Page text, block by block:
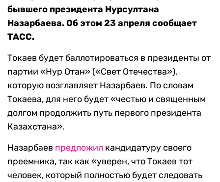
бывшего президента Нурсултана
Назарбаева. Об этом 23 апреля сообщает
ТАСС.
Токаев будет баллотироваться в президенты от
партии «Нур Отан» («Свет Отечества»),
которую возглавляет Назарбаев. По словам
Токаева, для него будет «честью и священным
долгом продолжить путь первого президента
Казахстана».
Назарбаев предложил кандидатуру своего
преемника, так как «уверен, что Токаев тот
человек, который полностью будет следовать